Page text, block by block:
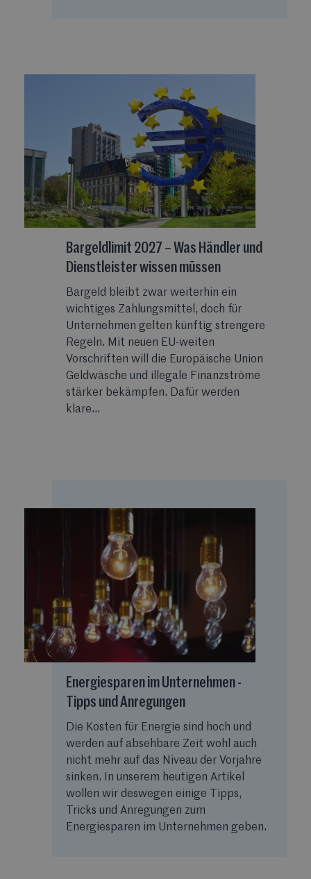
Bargeldlimit 2027 – Was Händler und
Dienstleister wissen müssen
Bargeld bleibt zwar weiterhin ein
wichtiges Zahlungsmittel, doch für
Unternehmen gelten künftig strengere
Regeln. Mit neuen EU-weiten
Vorschriften will die Europäische Union
Geldwäsche und illegale Finanzströme
stärker bekämpfen. Dafür werden
klare...
Energiesparen im Unternehmen -
Tipps und Anregungen
Die Kosten für Energie sind hoch und
werden auf absehbare Zeit wohl auch
nicht mehr auf das Niveau der Vorjahre
sinken. In unserem heutigen Artikel
wollen wir deswegen einige Tipps,
Tricks und Anregungen zum
Energiesparen im Unternehmen geben.